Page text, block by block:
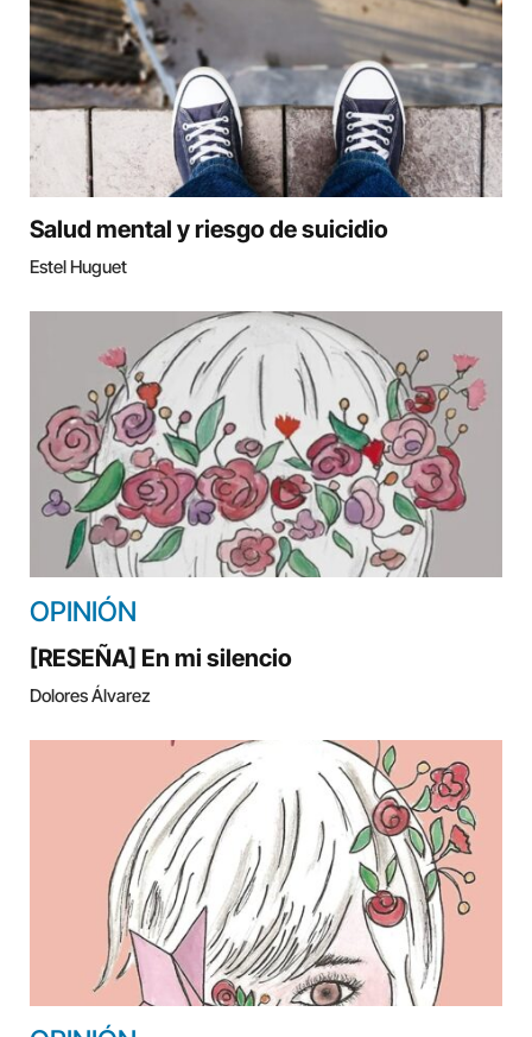
Salud mental y riesgo de suicidio
Estel Huguet
OPINIÓN
[RESEÑA] En mi silencio
Dolores Álvarez